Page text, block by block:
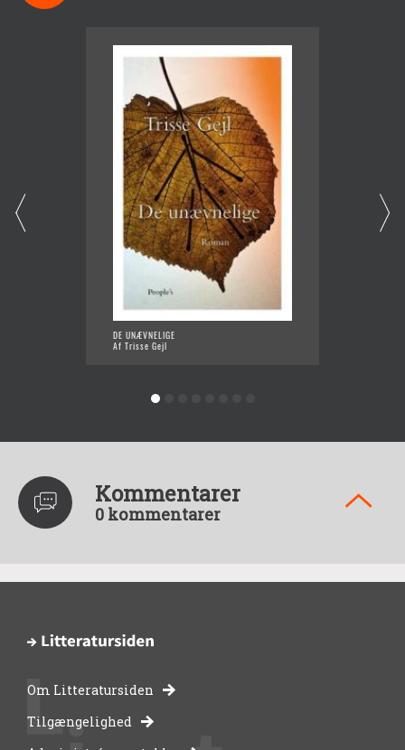
DE UNÆVNELIGE
Af Trisse Gejl
Kommentarer
0 kommentarer
-
Om Litteratursiden
Tilgængelighed